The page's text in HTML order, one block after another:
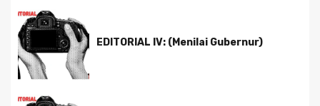
EDITORIAL IV: (Menilai Gubernur)